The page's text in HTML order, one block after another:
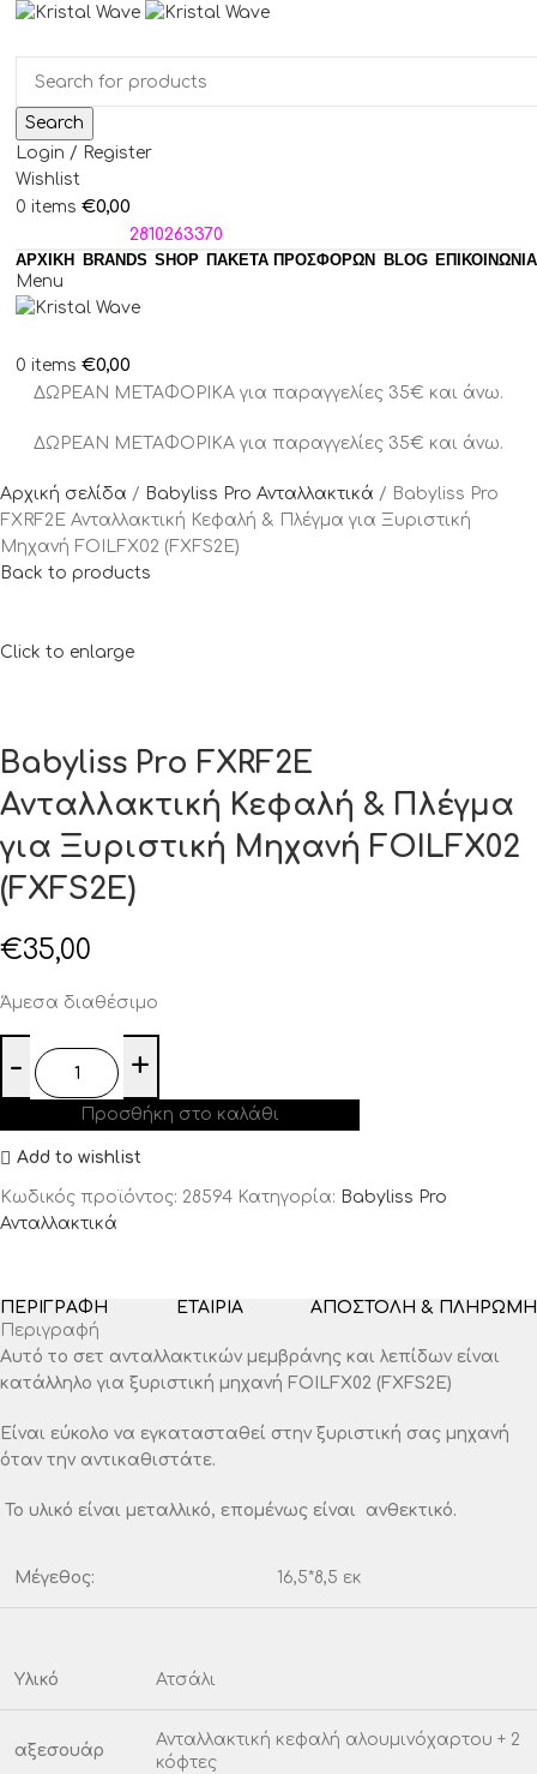
Search
Login / Register
Wishlist
0 items €0,00
2810263370
ΑΡΧΙΚΗ
BRANDS SHOP ΠΑΚΈΤΑ ΠΡΟΣΦΟΡΏΝ BLOG ΕΠΙΚΟΙΝΩΝΙΑ
Menu
0 items €0,00
ΔΩΡΕΑΝ ΜΕΤΑΦΟΡΙΚΑ για παραγγελίες 35€ και άνω.
ΔΩΡΕΑΝ ΜΕΤΑΦΟΡΙΚΑ για παραγγελίες 35€ και άνω.
Αρχική σελίδα Babyliss Pro Ανταλλακτικά
Babyliss Pro
FXRF2E Ανταλλακτική Κεφαλή & Πλέγμα για Ξυριστική
Μηχανή FOILFX02 (FXFS2E)
Back to products
Click to enlarge
Babyliss Pro FXRF2E
Ανταλλακτική Κεφαλή & Πλέγμα
για Ξυριστική Μηχανή FOILFX02
(FXFS2E)
€35,00
Άμεσα διαθέσιμο
Προσθήκη στο καλάθι
Add to wishlist
Κωδικός προϊόντος: 28594 Κατηγορία: Babyliss Pro
Ανταλλακτικά
ΠΕΡΙΓΡΑΦΉ ΕΤΑΙΡΊΑ
ΑΠΟΣΤΟΛΉ & ΠΛΗΡΩΜΉ
Περιγραφή
Αυτό το σετ ανταλλακτικών μεμβράνης και λεπίδων είναι
κατάλληλο για ξυριστική μηχανή FOILFX02 (FXFS2E)
Είναι εύκολο να εγκατασταθεί στην ξυριστική σας μηχανή
όταν την αντικαθιστάτε.
Το υλικό είναι μεταλλικό, επομένως είναι ανθεκτικό.
Μέγεθος: 16,5*8,5 εκ
Υλικό Ατσάλι
αξεσουάρ
Ανταλλακτική κεφαλή αλουμινόχαρτου + 2
κόφτες